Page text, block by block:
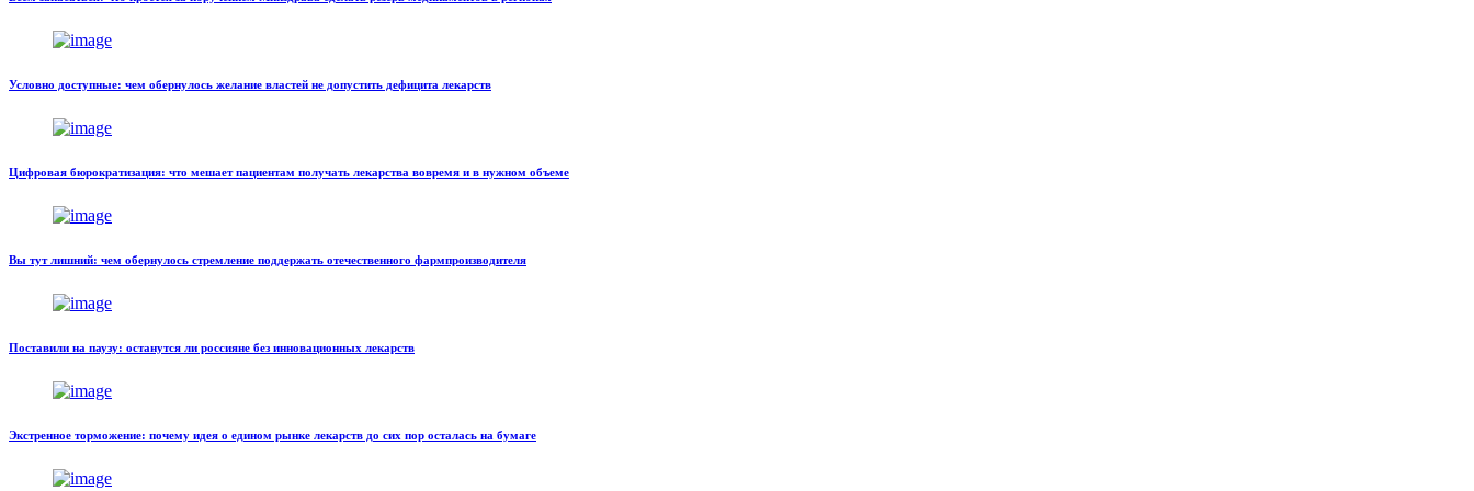
Условно доступные: чем обернулось желание властей не допустить дефицита лекарств
Цифровая бюрократизация: что мешает пациентам получать лекарства вовремя и в нужном объеме
Вы тут лишний: чем обернулось стремление поддержать отечественного фармпроизводителя
Поставили на паузу: останутся ли россияне без инновационных лекарств
Экстренное торможение: почему идея о едином рынке лекарств до сих пор осталась на бумаге